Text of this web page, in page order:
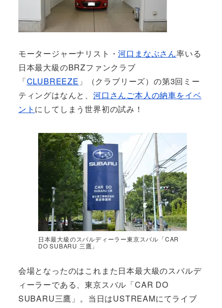
モータージャーナリスト・河口まなぶさん率いる
日本最大級のBRZファンクラブ
「CLUBREEZE 」（クラブリーズ）の第3回ミー
ティングはなんと、 河口さんご本人の納車をイベ
ント にしてしまう世界初の試み！
日本最大級のスバルディーラー東京スバル「CAR
DO SUBARU 三鷹」
会場となったのはこれまた日本最大級のスバルデ
ィーラーである、東京スバル「CAR DO
SUBARU三鷹」。当日はUSTREAMにてライブ